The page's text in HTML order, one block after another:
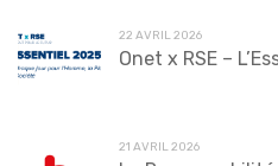
22 AVRIL 2026
Onet x RSE –
21 AVRIL 2026